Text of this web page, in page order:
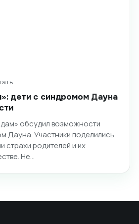
дети с синдромом Дауна
обсудил возможности
Дауна. Участники поделились
страхи родителей и их
Не…